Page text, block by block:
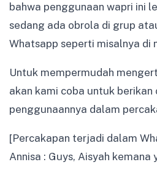
bahwa penggunaan wapri ini
sedang ada obrola di grup
Whatsapp seperti misalnya di
Untuk mempermudah
akan kami coba untuk berikan
penggunaannya dalam
[Percakapan terjadi dalam
Annisa : Guys, Aisyah kemana